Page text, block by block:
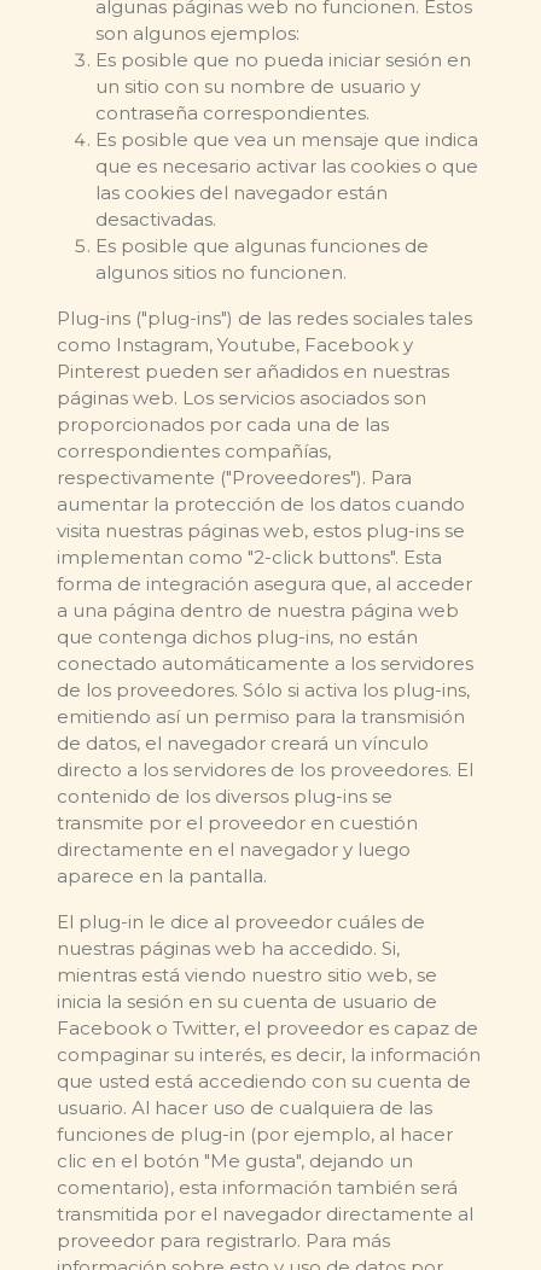
algunas páginas web no funcionen. Estos
son algunos ejemplos:
Es posible que no pueda iniciar sesión en
un sitio con su nombre de usuario y
contraseña correspondientes.
Es posible que vea un mensaje que indica
que es necesario activar las cookies o que
las cookies del navegador están
desactivadas.
Es posible que algunas funciones de
algunos sitios no funcionen.
Plug-ins ("plug-ins") de las redes sociales tales
como Instagram, Youtube, Facebook y
Pinterest pueden ser añadidos en nuestras
páginas web. Los servicios asociados son
proporcionados por cada una de las
correspondientes compañías,
respectivamente ("Proveedores"). Para
aumentar la protección de los datos cuando
visita nuestras páginas web, estos plug-ins se
implementan como "2-click buttons". Esta
forma de integración asegura que, al acceder
a una página dentro de nuestra página web
que contenga dichos plug-ins, no están
conectado automáticamente a los servidores
de los proveedores. Sólo si activa los plug-ins,
emitiendo así un permiso para la transmisión
de datos, el navegador creará un vínculo
directo a los servidores de los proveedores. El
contenido de los diversos plug-ins se
transmite por el proveedor en cuestión
directamente en el navegador y luego
aparece en la pantalla.
El plug-in le dice al proveedor cuáles de
nuestras páginas web ha accedido. Si,
mientras está viendo nuestro sitio web, se
inicia la sesión en su cuenta de usuario de
Facebook o Twitter, el proveedor es capaz de
compaginar su interés, es decir, la información
que usted está accediendo con su cuenta de
usuario. Al hacer uso de cualquiera de las
funciones de plug-in (por ejemplo, al hacer
clic en el botón "Me gusta", dejando un
comentario), esta información también será
transmitida por el navegador directamente al
proveedor para registrarlo. Para más